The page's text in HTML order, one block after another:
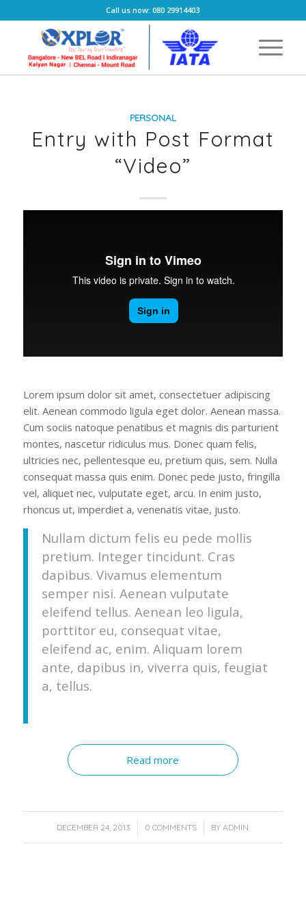
Call us now: 080 29914403
PERSONAL
Entry with Post Format
“Video”
Lorem ipsum dolor sit amet, consectetuer adipiscing
elit. Aenean commodo ligula eget dolor. Aenean massa.
Cum sociis natoque penatibus et magnis dis parturient
montes, nascetur ridiculus mus. Donec quam felis,
ultricies nec, pellentesque eu, pretium quis, sem. Nulla
consequat massa quis enim. Donec pede justo, fringilla
vel, aliquet nec, vulputate eget, arcu. In enim justo,
rhoncus ut, imperdiet a, venenatis vitae, justo.
Nullam dictum felis eu pede mollis
pretium. Integer tincidunt. Cras
dapibus. Vivamus elementum
semper nisi. Aenean vulputate
eleifend tellus. Aenean leo ligula,
porttitor eu, consequat vitae,
eleifend ac, enim. Aliquam lorem
ante, dapibus in, viverra quis, feugiat
a, tellus.
Read more
DECEMBER 24, 2013
/ 0 COMMENTS
/ BYADMIN